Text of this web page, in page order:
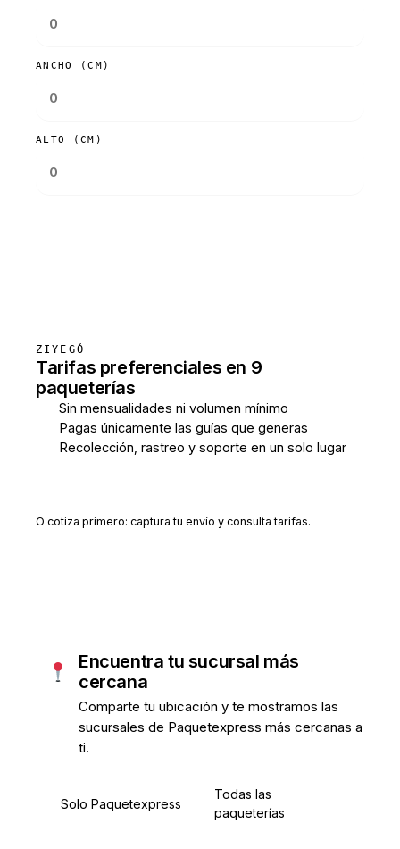
ANCHO (CM)
ALTO (CM)
ZIYEGÓ
Tarifas preferenciales en 9
paqueterías
Sin mensualidades ni volumen mínimo
Pagas únicamente las guías que generas
Recolección, rastreo y soporte en un solo lugar
O cotiza primero: captura tu envío y consulta tarifas.
Encuentra tu sucursal más
cercana
Comparte tu ubicación y te mostramos las
sucursales de Paquetexpress más cercanas a
ti.
Solo Paquetexpress
Todas las
paqueterías